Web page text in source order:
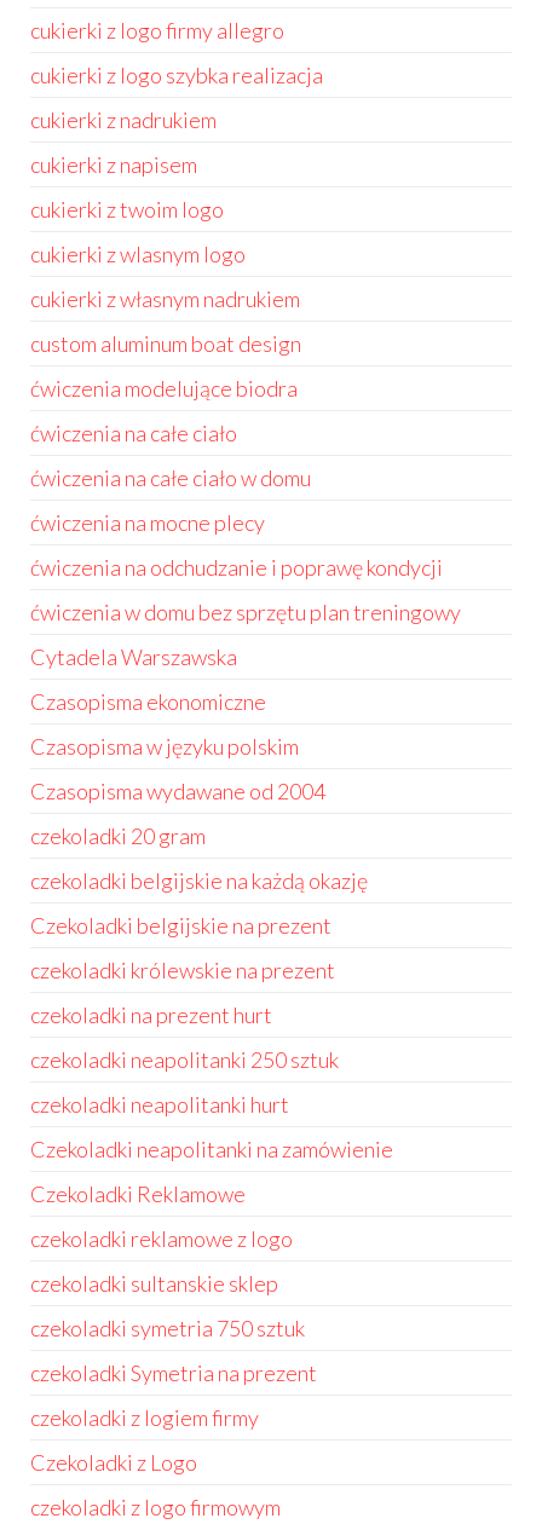
cukierki z logo firmy allegro
cukierki z logo szybka realizacja
cukierki z nadrukiem
cukierki z napisem
cukierki z twoim logo
cukierki z wlasnym logo
cukierki z własnym nadrukiem
custom aluminum boat design
ćwiczenia modelujące biodra
ćwiczenia na całe ciało
ćwiczenia na całe ciało w domu
ćwiczenia na mocne plecy
ćwiczenia na odchudzanie i poprawę kondycji
ćwiczenia w domu bez sprzętu plan treningowy
Cytadela Warszawska
Czasopisma ekonomiczne
Czasopisma w języku polskim
Czasopisma wydawane od 2004
czekoladki 20 gram
czekoladki belgijskie na każdą okazję
Czekoladki belgijskie na prezent
czekoladki królewskie na prezent
czekoladki na prezent hurt
czekoladki neapolitanki 250 sztuk
czekoladki neapolitanki hurt
Czekoladki neapolitanki na zamówienie
Czekoladki Reklamowe
czekoladki reklamowe z logo
czekoladki sultanskie sklep
czekoladki symetria 750 sztuk
czekoladki Symetria na prezent
czekoladki z logiem firmy
Czekoladki z Logo
czekoladki z logo firmowym